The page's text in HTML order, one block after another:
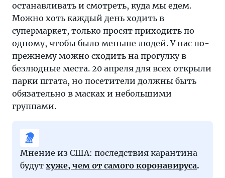
останавливать и смотреть, куда мы едем.
Можно хоть каждый день ходить в
супермаркет, только просят приходить по
одному, чтобы было меньше людей. У нас по-
прежнему можно сходить на прогулку в
безлюдные места. 20 апреля для всех открыли
парки штата, но посетители должны быть
обязательно в масках и небольшими
группами.
Мнение из США: последствия карантина
будут хуже, чем от самого коронавируса.